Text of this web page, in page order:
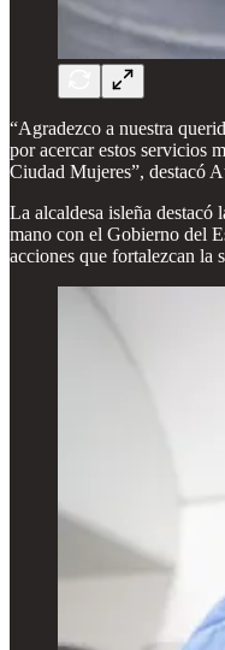
“Agradezco a nuestra
por acercar estos servicios
Ciudad Mujeres”, destacó
La alcaldesa isleña destacó
mano con el Gobierno del
acciones que fortalezcan la